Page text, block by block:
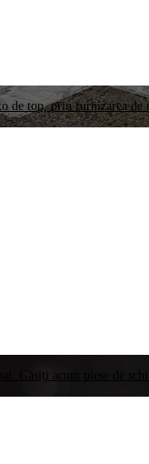
de top, prin furnizarea
Găsiți acum piese de